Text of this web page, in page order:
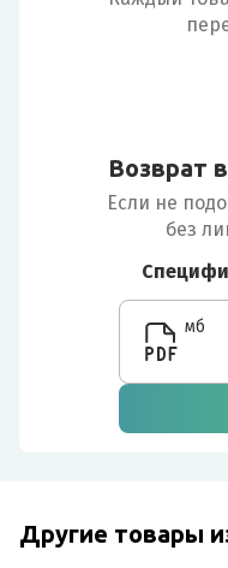
Возврат
Если не
без
мб
Другие товары